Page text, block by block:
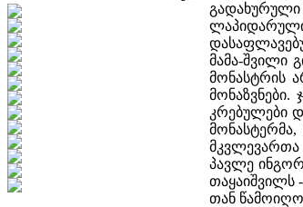
მამა-შვილი
მონასტრის
მონაზვნები.
კრებულები
მკვლევართა
პავლე
თაყაიშვილს
თან წამოიღო